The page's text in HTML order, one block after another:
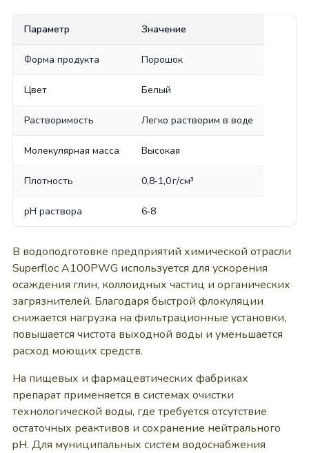
Параметр Значение
Форма продукта Порошок
Цвет Белый
Растворимость Легко растворим в воде
Молекулярная масса Высокая
Плотность 0,8‑1,0 г/см³
pH раствора 6‑8
В водоподготовке предприятий химической отрасли
Superfloc A100PWG используется для ускорения
осаждения глин, коллоидных частиц и органических
загрязнителей. Благодаря быстрой флокуляции
снижается нагрузка на фильтрационные установки,
повышается чистота выходной воды и уменьшается
расход моющих средств.
На пищевых и фармацевтических фабриках
препарат применяется в системах очистки
технологической воды, где требуется отсутствие
остаточных реактивов и сохранение нейтрального
pH. Для муниципальных систем водоснабжения